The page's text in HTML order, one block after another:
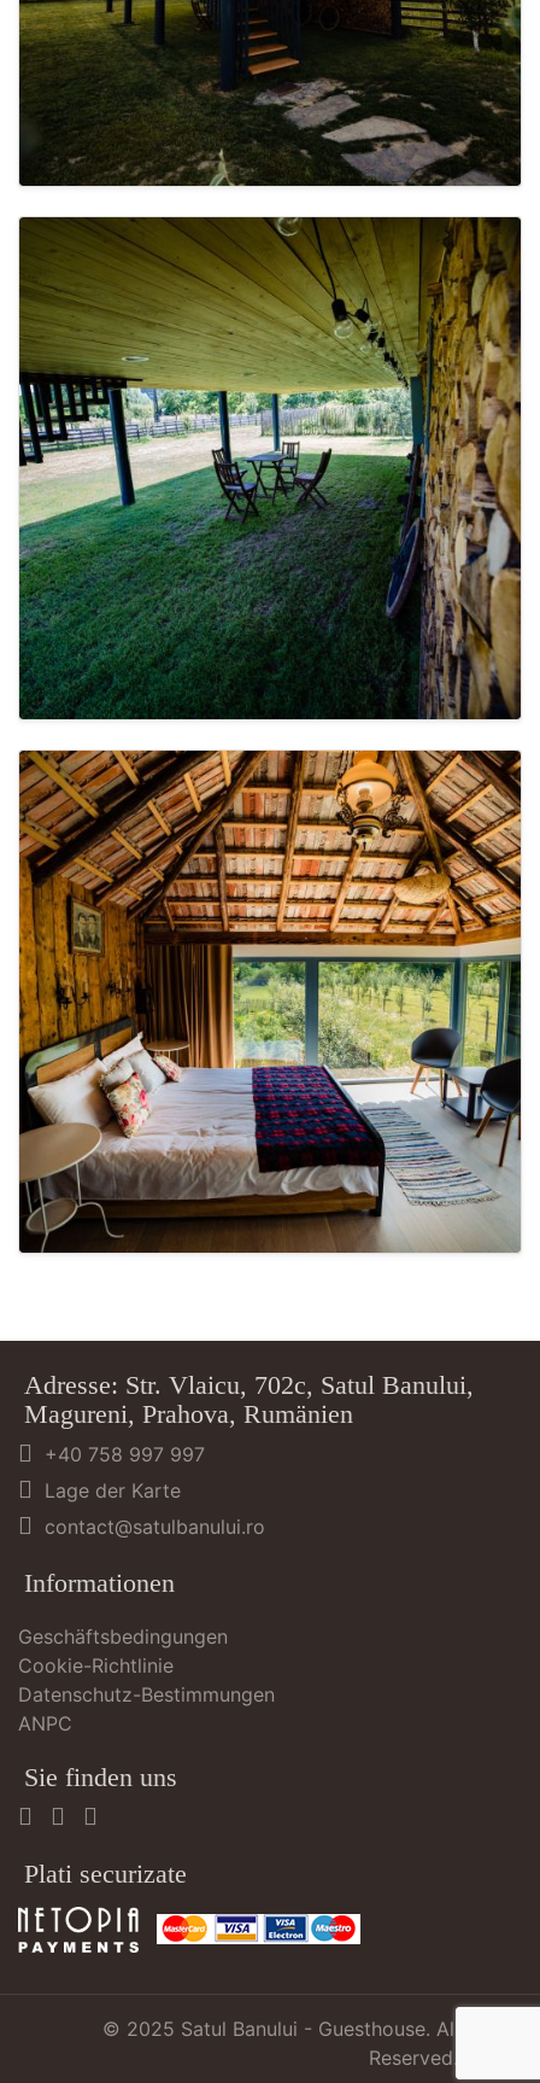
Adresse: Str. Vlaicu, 702c, Satul Banului,
Magureni, Prahova, Rumänien
+40 758 997 997
Lage der Karte
contact@satulbanului.ro
Informationen
Geschäftsbedingungen
Cookie-Richtlinie
Datenschutz-Bestimmungen
ANPC
Sie finden uns
Plati securizate
© 2025 Satul Banului - Guesthouse. All Rights
Reserved.